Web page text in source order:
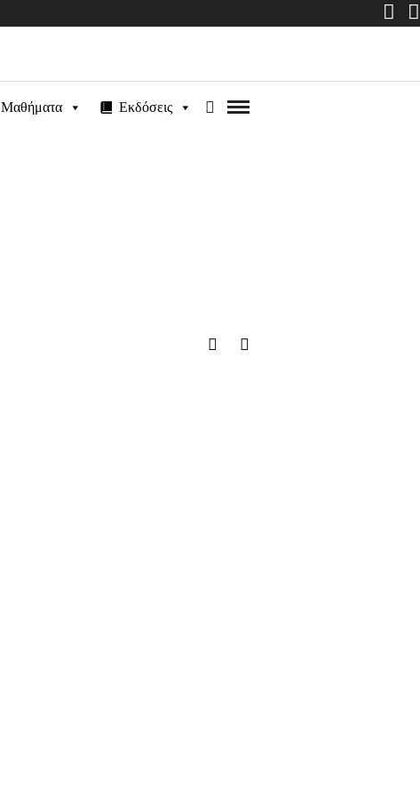
Μαθήματα Εκδόσεις